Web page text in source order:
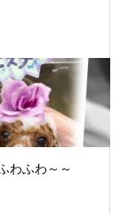
わふわ～～